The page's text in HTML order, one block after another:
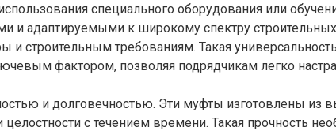
специального оборудования или
и адаптируемыми к широкому спектру
строительным требованиям. Такая
фактором, позволяя подрядчикам легко
и долговечностью. Эти муфты изготовлены из
с течением времени. Такая прочность